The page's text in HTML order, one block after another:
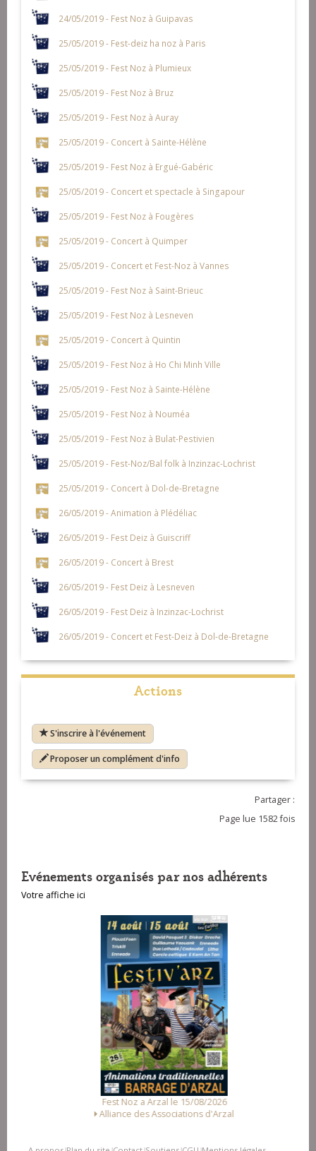
24/05/2019 - Fest Noz à Guipavas
25/05/2019 - Fest-deiz ha noz à Paris
25/05/2019 - Fest Noz à Plumieux
25/05/2019 - Fest Noz à Bruz
25/05/2019 - Fest Noz à Auray
25/05/2019 - Concert à Sainte-Hélène
25/05/2019 - Fest Noz à Ergué-Gabéric
25/05/2019 - Concert et spectacle à Singapour
25/05/2019 - Fest Noz à Fougères
25/05/2019 - Concert à Quimper
25/05/2019 - Concert et Fest-Noz à Vannes
25/05/2019 - Fest Noz à Saint-Brieuc
25/05/2019 - Fest Noz à Lesneven
25/05/2019 - Concert à Quintin
25/05/2019 - Fest Noz à Ho Chi Minh Ville
25/05/2019 - Fest Noz à Sainte-Hélène
25/05/2019 - Fest Noz à Nouméa
25/05/2019 - Fest Noz à Bulat-Pestivien
25/05/2019 - Fest-Noz/Bal folk à Inzinzac-Lochrist
25/05/2019 - Concert à Dol-de-Bretagne
26/05/2019 - Animation à Plédéliac
26/05/2019 - Fest Deiz à Guiscriff
26/05/2019 - Concert à Brest
26/05/2019 - Fest Deiz à Lesneven
26/05/2019 - Fest Deiz à Inzinzac-Lochrist
26/05/2019 - Concert et Fest-Deiz à Dol-de-Bretagne
Actions
S'inscrire à l'événement
Proposer un complément d'info
Partager :
Page lue 1582 fois
Evénements organisés par nos adhérents
Votre affiche ici
Fest Noz a Arzal le 15/08/2026
Alliance des Associations d'Arzal